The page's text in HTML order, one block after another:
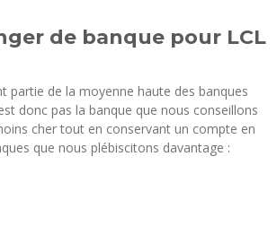
de banque pour LCL
partie de la moyenne haute des banques
donc pas la banque que nous conseillons
cher tout en conservant un compte en
que nous plébiscitons davantage :